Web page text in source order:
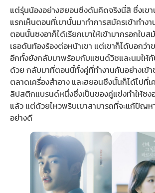
แต่รุ่นน้องอย่างฮยอนซึงดันคิดจริงนี่สิ ซึ่งเข
แรกเห็นตอนที่เขานั้นมาทำการสมัครเข้าทำง
ตอนนั้นซงอาก็ได้เรียกเขาให้เข้ามากรอกใบส
เธอดันท้องร้องต่อหน้าเขา แต่เขาก็ได้บอกว่า
อีกทั้งยังกลับมาพร้อมกับแซนด์วิซและนมให้
ด้วย กลับมาที่ตอนนี้ทั้งคู่ที่ทำงานกันอย่างเข้า
ตลาดเครื่องสำอาง และฮยอนซึงนั้นก็ได้ไปที่เ
ลิปสติกแบรนด์หนึ่งซึ่งเป็นของคู่แข่งทำให้ซงอ
แล้ว แต่ด้วยไหวพริบเขาสามารถที่จะแก้ปัญห
อย่างดี